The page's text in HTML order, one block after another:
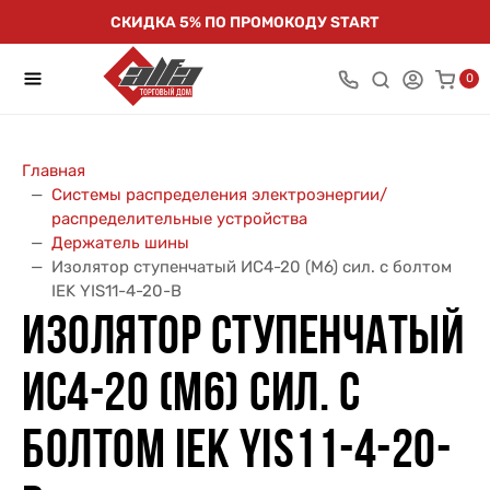
СКИДКА 5% ПО ПРОМОКОДУ START
0
Главная
Системы распределения электроэнергии/
распределительные устройства
Держатель шины
Изолятор ступенчатый ИС4-20 (М6) сил. с болтом
IEK YIS11-4-20-B
ИЗОЛЯТОР СТУПЕНЧАТЫЙ
ИС4-20 (М6) СИЛ. С
БОЛТОМ IEK YIS11-4-20-